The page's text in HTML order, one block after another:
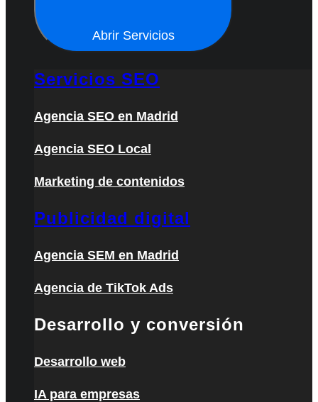
Abrir Servicios
Servicios SEO
Agencia SEO en Madrid
Agencia SEO Local
Marketing de contenidos
Publicidad digital
Agencia SEM en Madrid
Agencia de TikTok Ads
Desarrollo y conversión
Desarrollo web
IA para empresas